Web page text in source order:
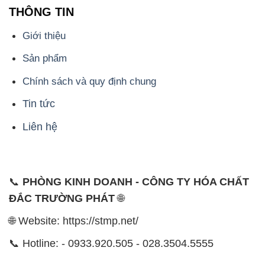
THÔNG TIN
Giới thiệu
Sản phẩm
Chính sách và quy định chung
Tin tức
Liên hệ
📞 PHÒNG KINH DOANH - CÔNG TY HÓA CHẤT
ĐẮC TRƯỜNG PHÁT🌐
🌐 Website: https://stmp.net/
📞 Hotline: - 0933.920.505 - 028.3504.5555